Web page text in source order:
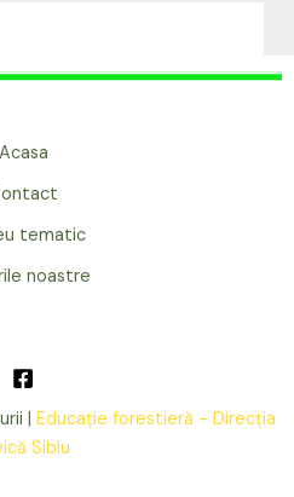
Acasa
tematic
noastre
| Educație forestieră - Direcția
Sibiu